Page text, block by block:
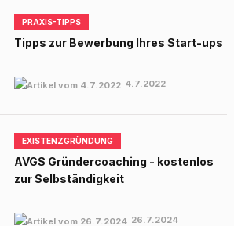
PRAXIS-TIPPS
Tipps zur Bewerbung Ihres Start-ups
4.7.2022
EXISTENZGRÜNDUNG
AVGS Gründercoaching - kostenlos
zur Selbständigkeit
26.7.2024